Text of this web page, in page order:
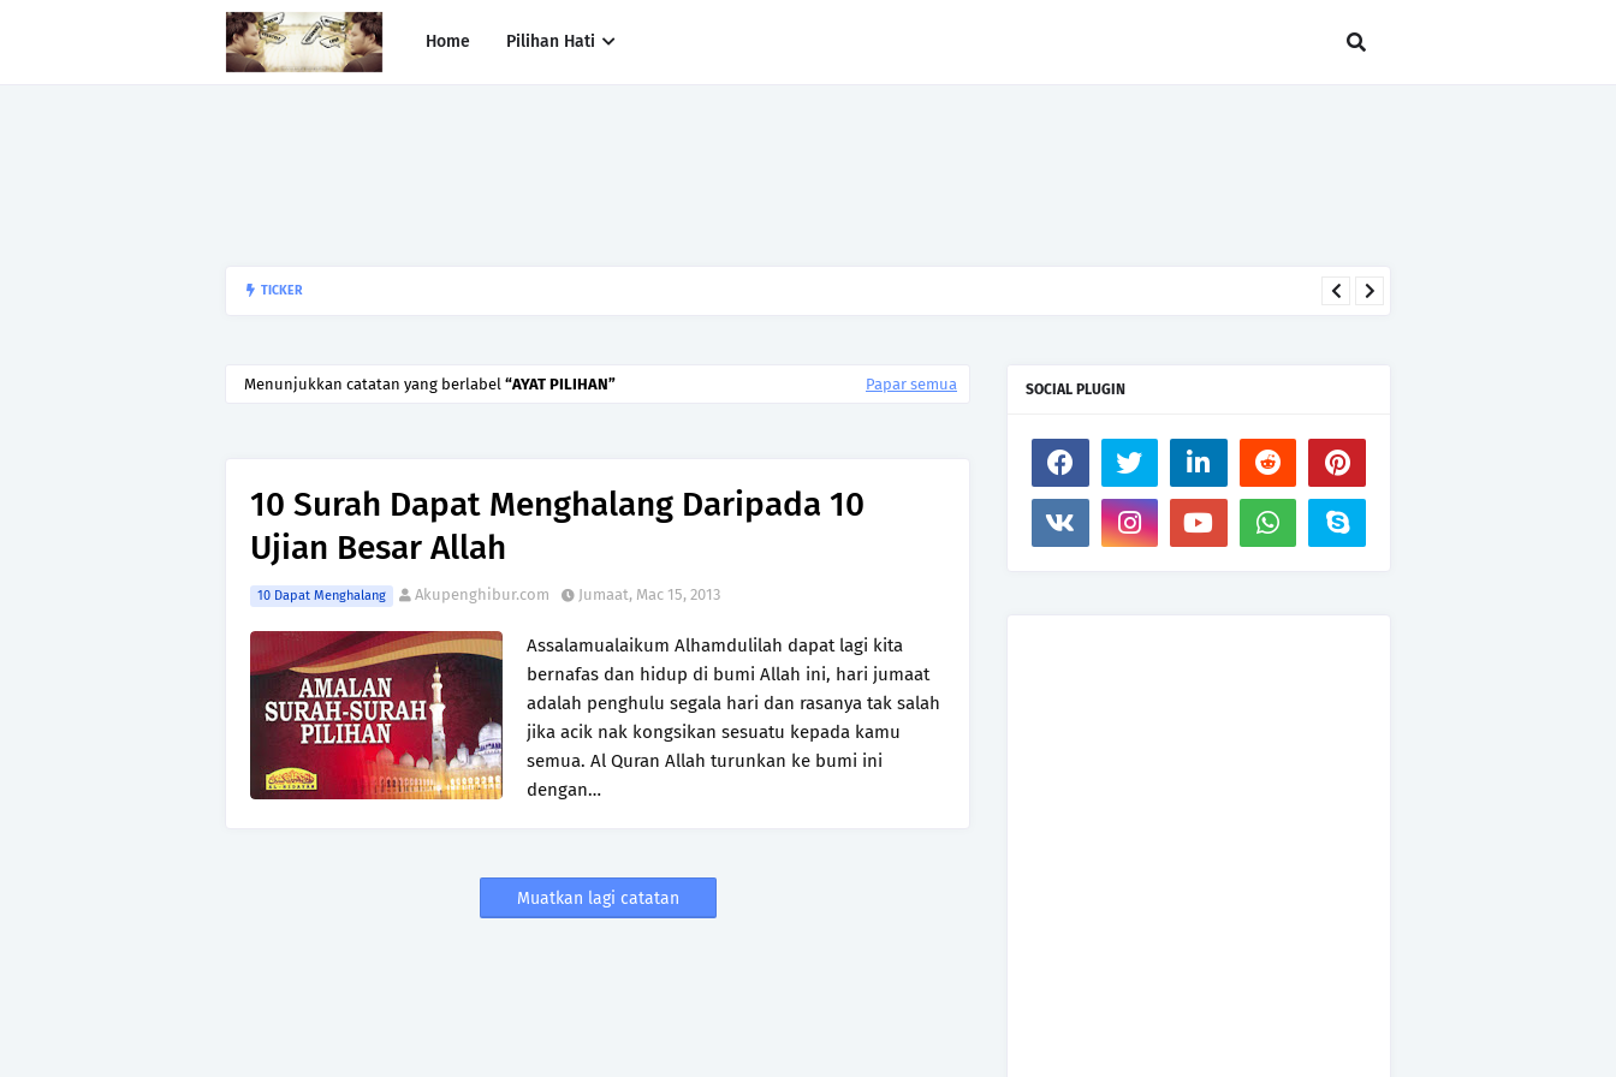
Home Pilihan Hati
TICKER
Menunjukkan catatan yang berlabel AYAT PILIHAN Papar semua
10 Surah Dapat Menghalang Daripada 10
Ujian Besar Allah
10 Dapat Menghalang Akupenghibur.com Jumaat, Mac 15, 2013
Assalamualaikum Alhamdulilah dapat lagi kita
bernafas dan hidup di bumi Allah ini, hari jumaat
adalah penghulu segala hari dan rasanya tak salah
jika acik nak kongsikan sesuatu kepada kamu
semua. Al Quran Allah turunkan ke bumi ini
dengan…
Muatkan lagi catatan
SOCIAL PLUGIN